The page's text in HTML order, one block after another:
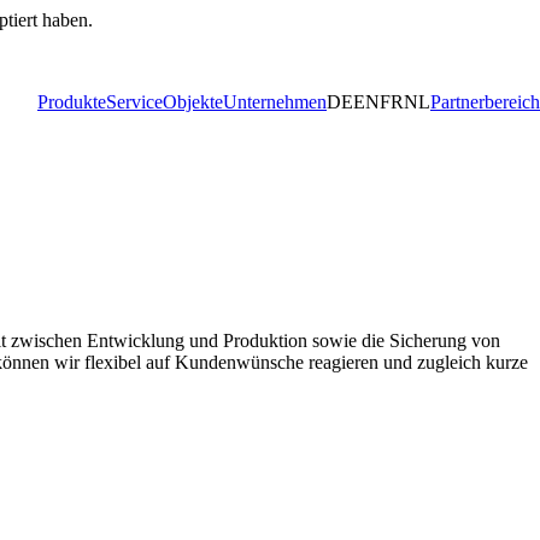
ProdukteServiceObjekteUnternehmenDEENFRNLPartnerbereich
haben.
zwischen Entwicklung und Produktion sowie die Sicherung von
wir flexibel auf Kundenwünsche reagieren und zugleich kurze